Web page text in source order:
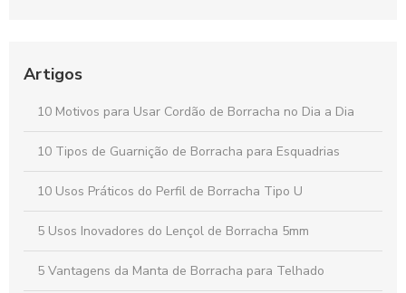
Lençol de silicone para acamados é a solução ideal para
Perfis quadrados: descubra suas aplicações e vantagens no
mercado atual
Artigos
10 Motivos para Usar Cordão de Borracha no Dia a Dia
10 Tipos de Guarnição de Borracha para Esquadrias
10 Usos Práticos do Perfil de Borracha Tipo U
5 Usos Inovadores do Lençol de Borracha 5mm
5 Vantagens da Manta de Borracha para Telhado